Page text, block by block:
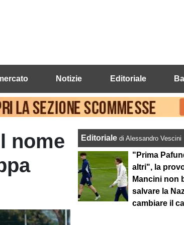
Notizie Editoriale
nome
Editorialedi Alessandro Vescini
"Prima
altri", la
Mancini non
salvare la
cambiare il